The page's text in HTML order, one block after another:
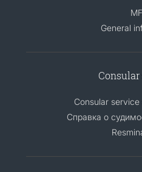
General
Consular
Справка о